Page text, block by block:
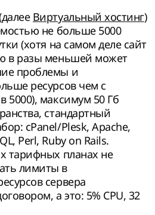
Виртуальный хостинг)
не больше 5000
(хотя на самом деле сайт
в разы меньшей может
проблемы и
ресурсов чем с
5000), максимум 50 Гб
стандартный
cPanel/Plesk, Apache,
Perl, Ruby on Rails.
тарифных планах не
лимиты в
сервера
а это: 5% CPU, 32